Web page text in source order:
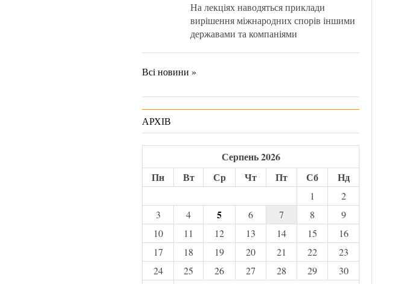
На лекціях наводяться приклади
вирішення міжнародних спорів іншими
державами та компаніями
Всі новини »
АРХІВ
Серпень 2026
Пн
Вт Ср Чт Пт Сб Нд
1
2
3
4 5 6 7 8
9
10
11 12 13 14 15
16
17
18 19 20 21 22
23
24
25 26 27 28 29
30